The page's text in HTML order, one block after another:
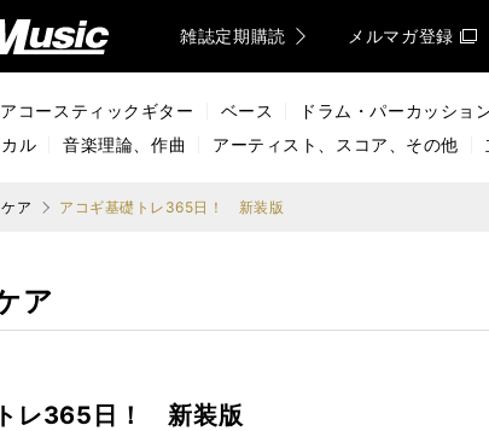
雑誌定期購読 メルマガ登録
アコースティックギター ベース ドラム・パーカッショ
ル
音楽理論、作曲 アーティスト、スコア、その他
ア アコギ基礎トレ365日！ 新装版
ア
レ365日！ 新装版